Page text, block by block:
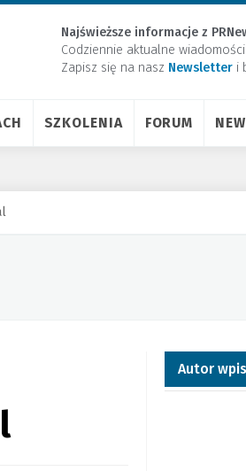
Najświeższe informacje z
Codziennie aktualne
Zapisz się na nasz Newsletter ​i
SZKOLENIA FORUM
Autor